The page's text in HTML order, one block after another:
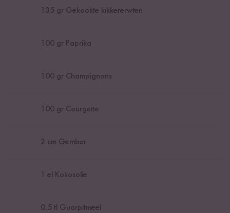
135 gr Gekookte kikkererwten
100 gr Paprika
100 gr Champignons
100 gr Courgette
2 cm Gember
1 el Kokosolie
0,5 tl Guarpitmeel